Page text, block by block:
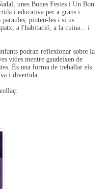
unes Bones Festes i Un Bon
i educativa per a grans i
pinteu-les i si us
a l'habitació, a la cuina... i
podran reflexionar sobre la
vides mentre gaudeixen de
És una forma de treballar els
i divertida.